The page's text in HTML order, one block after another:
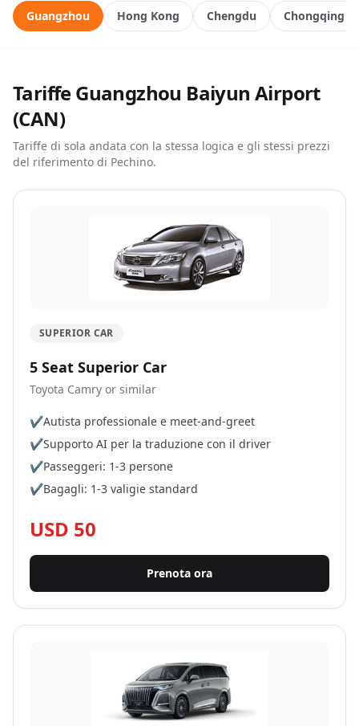
Guangzhou Hong Kong Chengdu Chongqing
Tariffe Guangzhou Baiyun Airport
(CAN)
Tariffe di sola andata con la stessa logica e gli stessi prezzi
del riferimento di Pechino.
SUPERIOR CAR
5 Seat Superior Car
Toyota Camry or similar
✔Autista professionale e meet-and-greet
✔Supporto AI per la traduzione con il driver
✔Passeggeri: 1-3 persone
✔Bagagli: 1-3 valigie standard
USD 50
Prenota ora